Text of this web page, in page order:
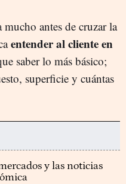
mucho antes de cruzar la
entender al cliente en
saber lo más básico;
superficie y cuántas
y las noticias